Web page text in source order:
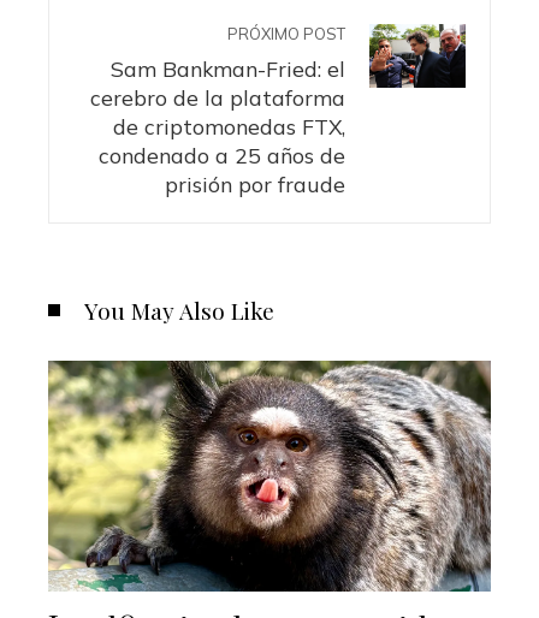
PRÓXIMO POST
Sam Bankman-Fried: el
cerebro de la plataforma
de criptomonedas FTX,
condenado a 25 años de
prisión por fraude
You May Also Like